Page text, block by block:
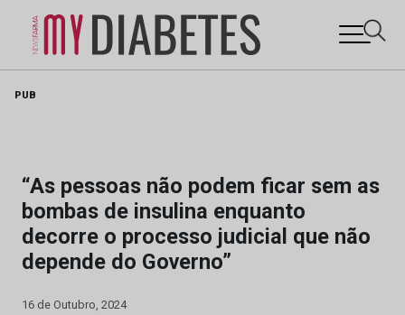
PUB
“As pessoas não podem ficar sem as
bombas de insulina enquanto
decorre o processo judicial que não
depende do Governo”
16 de Outubro, 2024